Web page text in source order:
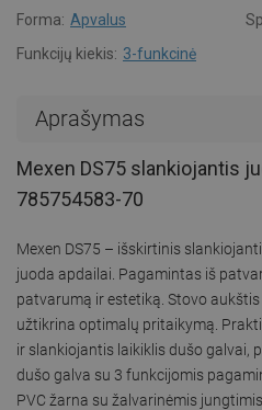
Forma: Apvalus
Funkcijų kiekis: 3-funkcinė
Aprašymas
Mexen DS75 slankiojantis
785754583-70
Mexen DS75 – išskirtinis
juoda apdailai. Pagamintas iš
patvarumą ir estetiką. Stovo
užtikrina optimalų pritaikymą.
ir slankiojantis laikiklis dušo galvai,
dušo galva su 3 funkcijomis
PVC žarna su žalvarinėmis